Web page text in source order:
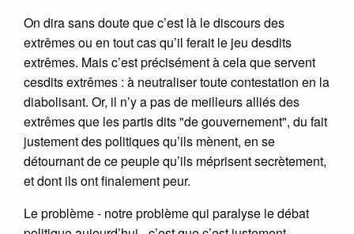
On dira sans doute que c’est là le discours des
extrêmes ou en tout cas qu’il ferait le jeu desdits
extrêmes. Mais c’est précisément à cela que servent
cesdits extrêmes : à neutraliser toute contestation en la
diabolisant. Or, il n’y a pas de meilleurs alliés des
extrêmes que les partis dits "de gouvernement", du fait
justement des politiques qu’ils mènent, en se
détournant de ce peuple qu’ils méprisent secrètement,
et dont ils ont finalement peur.
Le problème - notre problème qui paralyse le débat